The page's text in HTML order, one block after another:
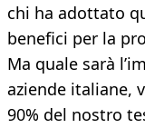
chi ha adottato
benefici per la
Ma quale sarà
aziende italiane,
90% del nostro